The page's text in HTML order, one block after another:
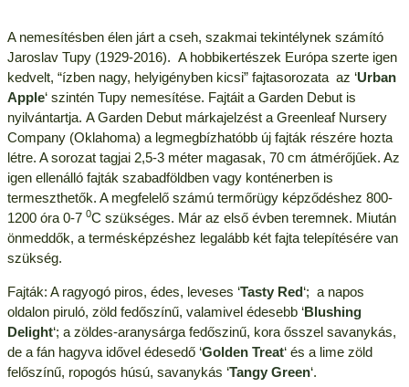
A nemesítésben élen járt a cseh, szakmai tekintélynek számító
Jaroslav Tupy (1929-2016). A hobbikertészek Európa szerte igen
kedvelt, “ízben nagy, helyigényben kicsi”fajtasorozata az ‘Urban
Apple‘ szintén Tupy nemesítése. Fajtáit a Garden Debut is
nyilvántartja. A Garden Debut márkajelzést a Greenleaf Nursery
Company (Oklahoma) a legmegbízhatóbb új fajták részére hozta
létre. A sorozat tagjai 2,5-3 méter magasak, 70 cm átmérőjűek. Az
igen ellenálló fajták szabadföldben vagy konténerben is
termeszthetők. A megfelelő számú termőrügy képződéshez 800-
1200 óra 0-7 0C szükséges. Már az első évben teremnek. Miután
önmeddők, a termésképzéshez legalább két fajta telepítésére van
szükség.
Fajták: A ragyogó piros, édes, leveses ‘Tasty Red‘; a napos
oldalon piruló, zöld fedőszínű, valamivel édesebb ‘Blushing
Delight‘; a zöldes-aranysárga fedőszinű, kora ősszel savanykás,
de a fán hagyva idővel édesedő ‘Golden Treat‘ és a lime zöld
felőszínű, ropogós húsú, savanykás ‘Tangy Green‘.